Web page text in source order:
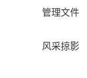
管理文件
风采掠影